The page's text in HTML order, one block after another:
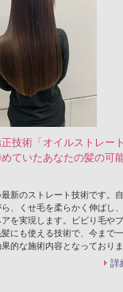
技術「オイルストレー
ていたあなたの髪の可
新のストレート技術です。
ら、くせ毛を柔らかく伸ばし
を実現します。ビビり毛や
にも使える技術で、今まで
的な施術内容となっておりま
詳